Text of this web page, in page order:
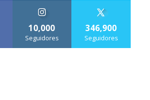
10,000
Seguidores
346,900
Seguidores